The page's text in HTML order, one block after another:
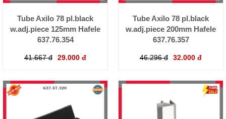
Tube Axilo 78 pl.black
w.adj.piece 125mm Hafele
637.76.354
41.667 đ 29.000 đ
Tube Axilo 78 pl.black
w.adj.piece 200mm Hafele
637.76.357
46.296 đ 32.000 đ